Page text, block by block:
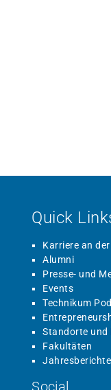
Quick
Karriere an der
Alumni
Presse- und
Events
Technikum
Standorte und
Fakultäten
Jahresberichte